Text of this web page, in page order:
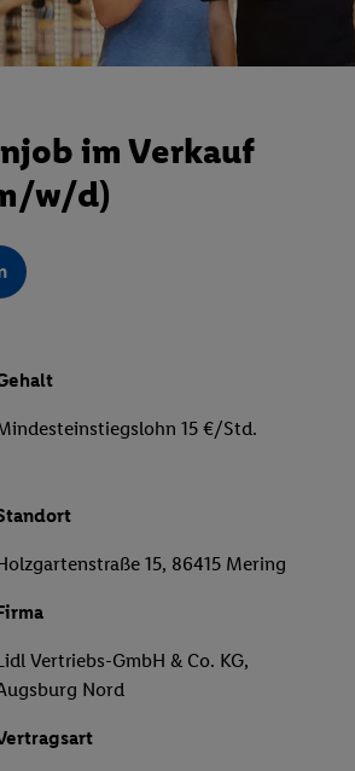
im Verkauf
w/d)
15 €/Std.
15, 86415 Mering
Vertriebs-GmbH & Co. KG,
Nord